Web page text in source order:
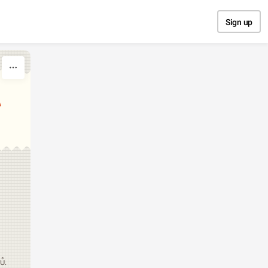
Sign up